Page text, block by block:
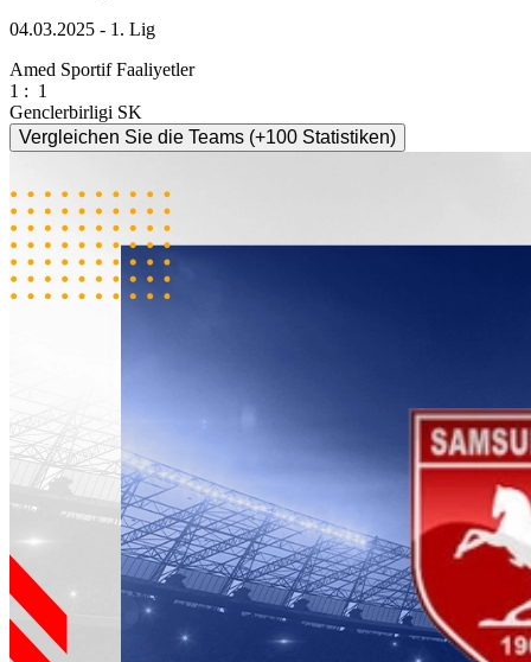
04.03.2025 - 1. Lig
Amed Sportif Faaliyetler
1 : 1
Genclerbirligi SK
Vergleichen Sie die Teams (+100 Statistiken)